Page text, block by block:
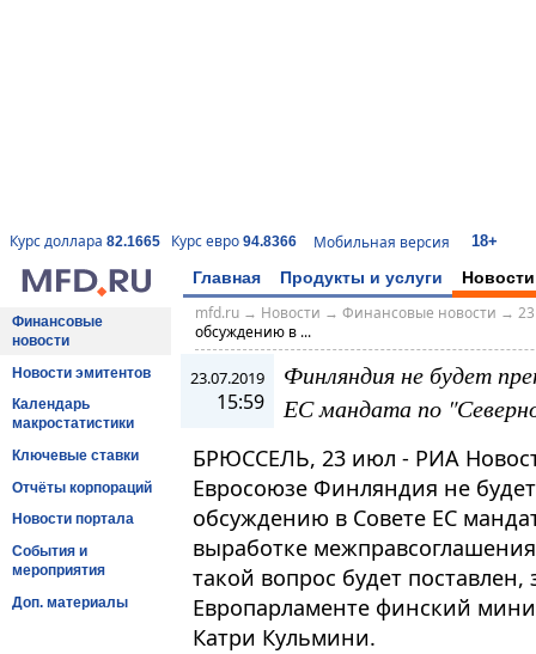
Курс доллара 82.1665 Курс евро 94.8366 Мобильная версия 18+
Главная Продукты и услуги Новости
Финансовые
новости
Новости эмитентов
Календарь
макростатистики
Ключевые ставки
Отчёты корпораций
Новости портала
События и
мероприятия
Доп. материалы
mfd.ru→ Новости → Финансовые новости →
обсуждению в ...
23.07.2019
15:59
Финляндия не будет
ЕС мандата по
БРЮССЕЛЬ, 23 июл - РИА
Евросоюзе Финляндия не
обсуждению в Совете ЕС
выработке
такой вопрос будет поставлен,
Европарламенте финский
Катри Кульмини.